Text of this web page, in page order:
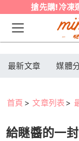
搶先購!冷凍
最新文章 媒體
首頁 文章列表
給瞇醬的一